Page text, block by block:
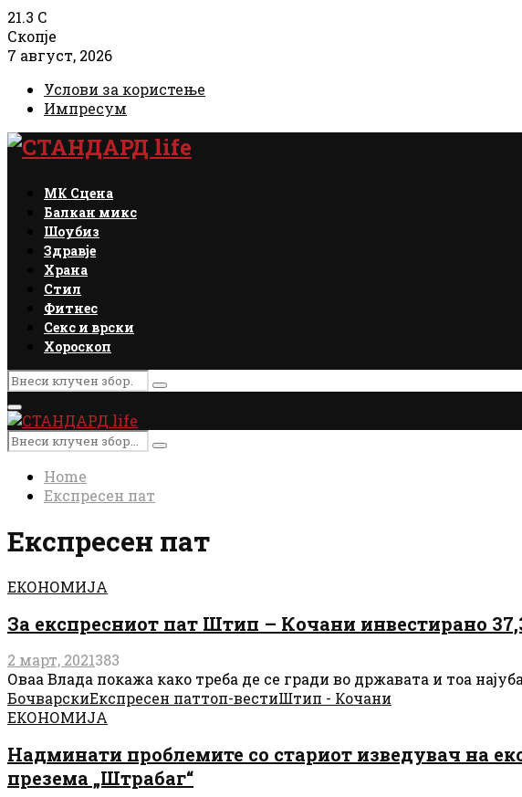
21.3 C
Скопје
7 август, 2026
Услови за користење
Импресум
Facebook
Instagram
Email
Rss
МК Сцена
Балкан микс
Шоубиз
Здравје
Храна
Стил
Фитнес
Секс и врски
Хороскоп
Search
for:
Search
Primary
Menu
Search
for:
Search
Home
Експресен пат
Експресен пат
ЕКОНОМИЈА
За експресниот пат Штип – Кочани инвестирано
2 март, 2021383
Оваа Влада покажа како треба де се гради во државата и тоа
БочварскиЕкспресен паттоп-вестиШтип - Кочани
ЕКОНОМИЈА
Надминати проблемите со стариот изведувач на
презема „Штрабаг“